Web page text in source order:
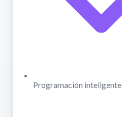
Programación inteligente